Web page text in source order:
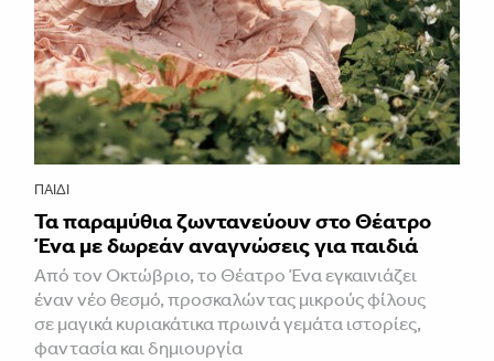
ΠΑΙΔΊ
Τα παραμύθια ζωντανεύουν στο Θέατρο
Ένα με δωρεάν αναγνώσεις για παιδιά
Από τον Οκτώβριο, το Θέατρο Ένα εγκαινιάζει
έναν νέο θεσμό, προσκαλώντας μικρούς φίλους
σε μαγικά κυριακάτικα πρωινά γεμάτα ιστορίες,
φαντασία και δημιουργία